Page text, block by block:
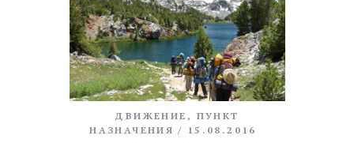
ДВИЖЕНИЕ , ПУНКТ
НАЗНАЧЕНИЯ
15.08.2016